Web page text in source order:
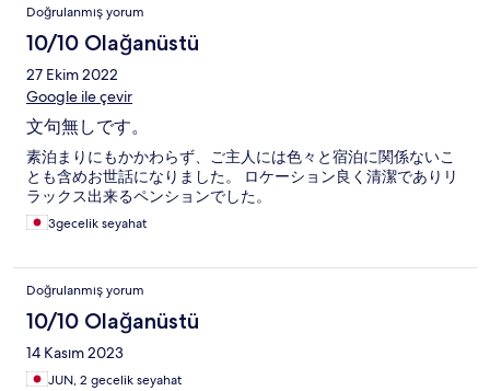
Doğrulanmış yorum
10/10 Olağanüstü
27 Ekim 2022
Google ile çevir
文句無しです。
素泊まりにもかかわらず、ご主人には色々と宿泊に関係ないこ
とも含めお世話になりました。 ロケーション良く清潔でありリ
ラックス出来るペンションでした。
3gecelik seyahat
Doğrulanmış yorum
10/10 Olağanüstü
14 Kasım 2023
JUN, 2 gecelik seyahat